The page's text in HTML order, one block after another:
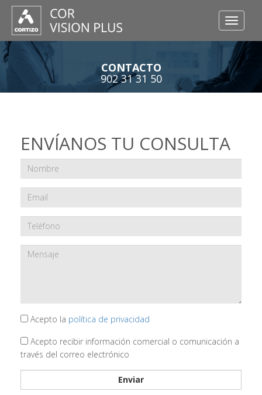
Toggle
CONTACTO
902 31 31 50
ENVÍANOS TU CONSULTA
Acepto la política de privacidad
Acepto recibir información comercial o comunicación a
través del correo electrónico